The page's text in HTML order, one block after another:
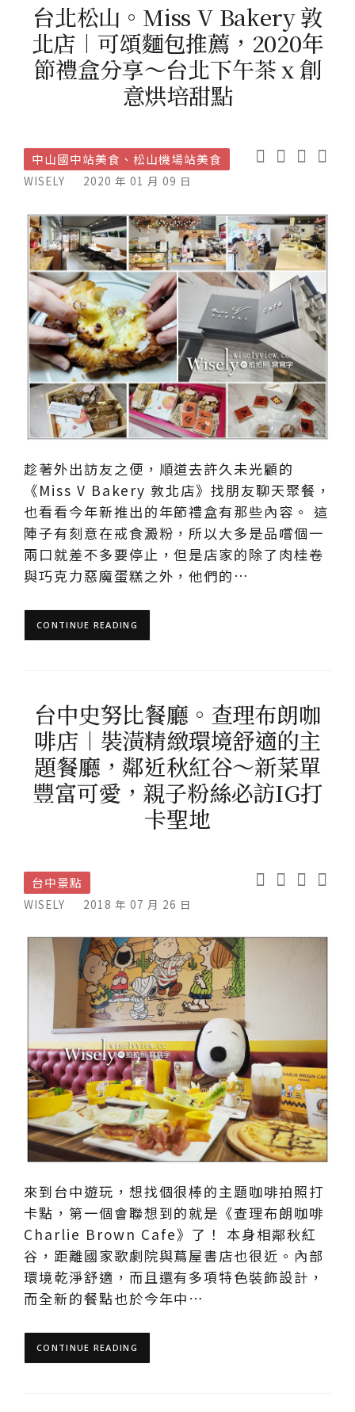
台北松山。Miss V Bakery 敦
北店︱可頌麵包推薦，2020年
節禮盒分享～台北下午茶 x 創
意烘培甜點
中山國中站美食、松山機場站美食
WISELY 2020 年 01 月 09 日
趁著外出訪友之便，順道去許久未光顧的
《Miss V Bakery 敦北店》找朋友聊天聚餐，
也看看今年新推出的年節禮盒有那些內容。 這
陣子有刻意在戒食澱粉，所以大多是品嚐個一
兩口就差不多要停止，但是店家的除了肉桂卷
與巧克力惡魔蛋糕之外，他們的…
CONTINUE READING
台中史努比餐廳。查理布朗咖
啡店︱裝潢精緻環境舒適的主
題餐廳，鄰近秋紅谷～新菜單
豐富可愛，親子粉絲必訪IG打
卡聖地
台中景點
WISELY 2018 年 07 月 26 日
來到台中遊玩，想找個很棒的主題咖啡拍照打
卡點，第一個會聯想到的就是《查理布朗咖啡
Charlie Brown Cafe》了！ 本身相鄰秋紅
谷，距離國家歌劇院與蔦屋書店也很近。內部
環境乾淨舒適，而且還有多項特色裝飾設計，
而全新的餐點也於今年中…
CONTINUE READING